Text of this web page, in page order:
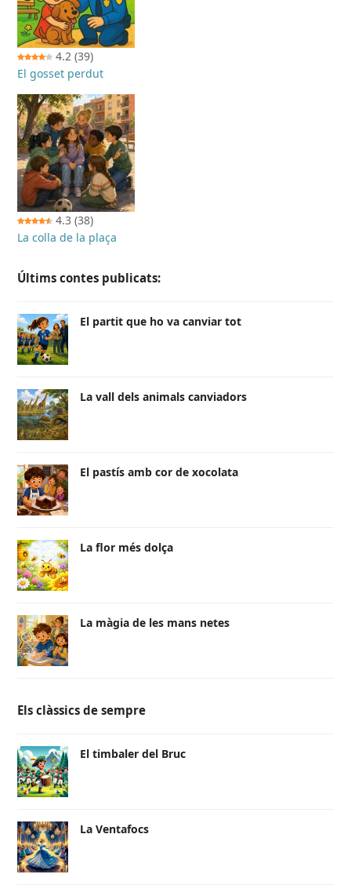
4.2 (39)
El gosset perdut
4.3 (38)
La colla de la plaça
Últims contes publicats:
El partit que ho va canviar tot
La vall dels animals canviadors
El pastís amb cor de xocolata
La flor més dolça
La màgia de les mans netes
Els clàssics de sempre
El timbaler del Bruc
La Ventafocs